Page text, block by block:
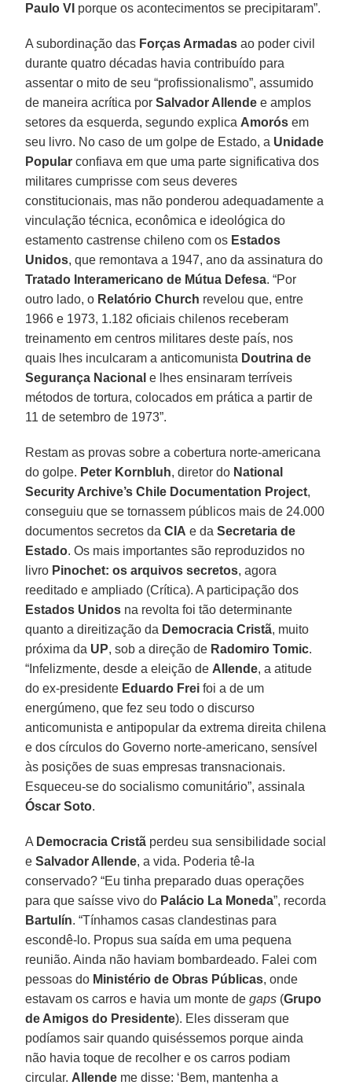
Paulo VI porque os acontecimentos se precipitaram”.
A subordinação das Forças Armadas ao poder civil
durante quatro décadas havia contribuído para
assentar o mito de seu “profissionalismo”, assumido
de maneira acrítica porSalvador Allende e amplos
setores da esquerda, segundo explica Amorós em
seu livro. No caso de um golpe de Estado, a Unidade
Popular confiava em que uma parte significativa dos
militares cumprisse com seus deveres
constitucionais, mas não ponderou adequadamente a
vinculação técnica, econômica e ideológica do
estamento castrense chileno com os Estados
Unidos, que remontava a 1947, ano da assinatura do
Tratado Interamericano de Mútua Defesa. “Por
outro lado, o Relatório Church revelou que, entre
1966 e 1973, 1.182 oficiais chilenos receberam
treinamento em centros militares deste país, nos
quais lhes inculcaram a anticomunista Doutrina de
Segurança Nacional e lhes ensinaram terríveis
métodos de tortura, colocados em prática a partir de
11 de setembro de 1973”.
Restam as provas sobre a cobertura norte-americana
do golpe. Peter Kornbluh, diretor do National
Security Archive’s Chile Documentation Project,
conseguiu que se tornassem públicos mais de 24.000
documentos secretos daCIA e daSecretaria de
Estado. Os mais importantes são reproduzidos no
livro Pinochet: os arquivos secretos, agora
reeditado e ampliado (Crítica). A participação dos
Estados Unidos na revolta foi tão determinante
quanto a direitização da Democracia Cristã, muito
próxima da UP, sob a direção de Radomiro Tomic.
“Infelizmente, desde a eleição de Allende, a atitude
do ex-presidente Eduardo Frei foi a de um
energúmeno, que fez seu todo o discurso
anticomunista e antipopular da extrema direita chilena
e dos círculos do Governo norte-americano, sensível
às posições de suas empresas transnacionais.
Esqueceu-se do socialismo comunitário”, assinala
Óscar Soto.
A Democracia Cristã perdeu sua sensibilidade social
eSalvador Allende, a vida. Poderia tê-la
conservado? “Eu tinha preparado duas operações
para que saísse vivo do Palácio La Moneda”, recorda
Bartulín. “Tínhamos casas clandestinas para
escondê-lo. Propus sua saída em uma pequena
reunião. Ainda não haviam bombardeado. Falei com
pessoas do Ministério de Obras Públicas, onde
estavam os carros e havia um monte degaps (Grupo
de Amigos do Presidente). Eles disseram que
podíamos sair quando quiséssemos porque ainda
não havia toque de recolher e os carros podiam
circular. Allende me disse: ‘Bem, mantenha a